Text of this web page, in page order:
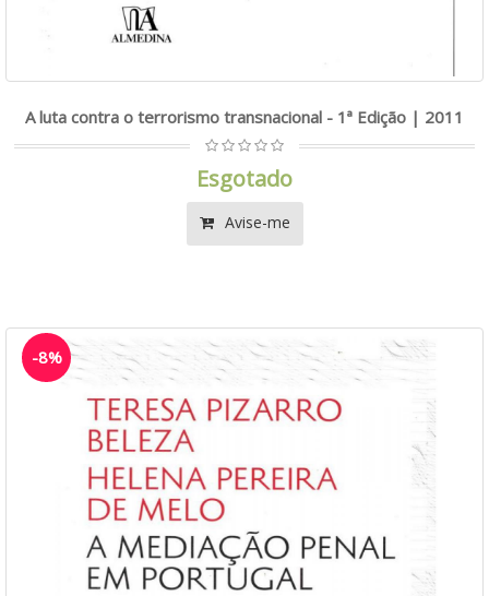
A luta contra o terrorismo transnacional - 1ª Edição | 2011
Esgotado
Avise-me
-8%